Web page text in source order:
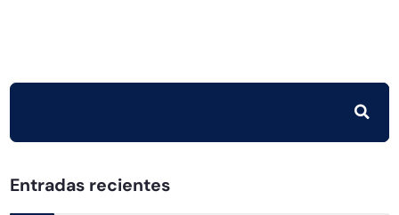
Entradas recientes